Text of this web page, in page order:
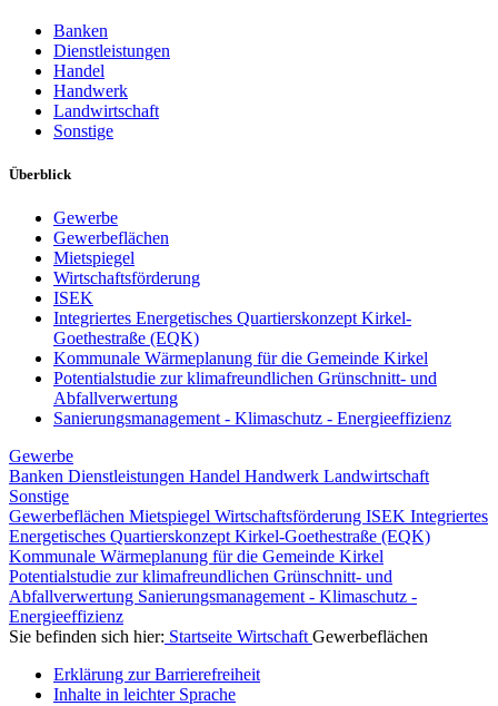
Banken
Dienstleistungen
Handel
Handwerk
Landwirtschaft
Sonstige
Überblick
Gewerbe
Gewerbeflächen
Mietspiegel
Wirtschaftsförderung
ISEK
Integriertes Energetisches Quartierskonzept Kirkel-
Goethestraße (EQK)
Kommunale Wärmeplanung für die Gemeinde Kirkel
Potentialstudie zur klimafreundlichen Grünschnitt- und
Abfallverwertung
Sanierungsmanagement - Klimaschutz - Energieeffizienz
Gewerbe
Banken Dienstleistungen Handel Handwerk Landwirtschaft
Sonstige
Gewerbeflächen Mietspiegel Wirtschaftsförderung ISEK Integriertes
Energetisches Quartierskonzept Kirkel-Goethestraße (EQK)
Kommunale Wärmeplanung für die Gemeinde Kirkel
Potentialstudie zur klimafreundlichen Grünschnitt- und
Abfallverwertung Sanierungsmanagement - Klimaschutz -
Energieeffizienz
Sie befinden sich hier: Startseite Wirtschaft Gewerbeflächen
Erklärung zur Barrierefreiheit
Inhalte in leichter Sprache